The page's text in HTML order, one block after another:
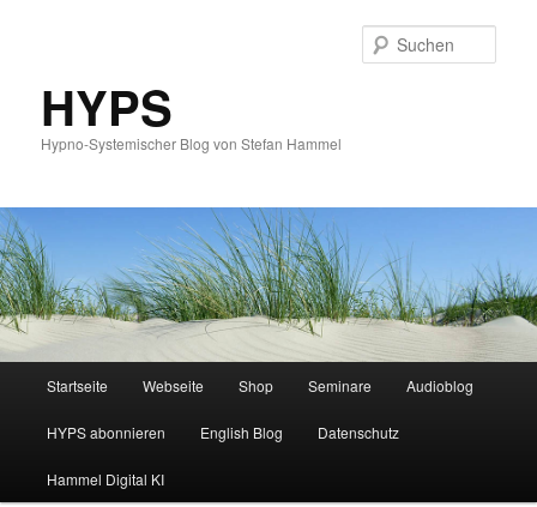
HYPS
Hypno-Systemischer Blog von Stefan Hammel
Zum
primären
Inhalt
Zum
sekundären
Inhalt
Startseite Webseite Shop Seminare Audioblog
HYPS abonnieren English Blog Datenschutz
Hammel Digital KI